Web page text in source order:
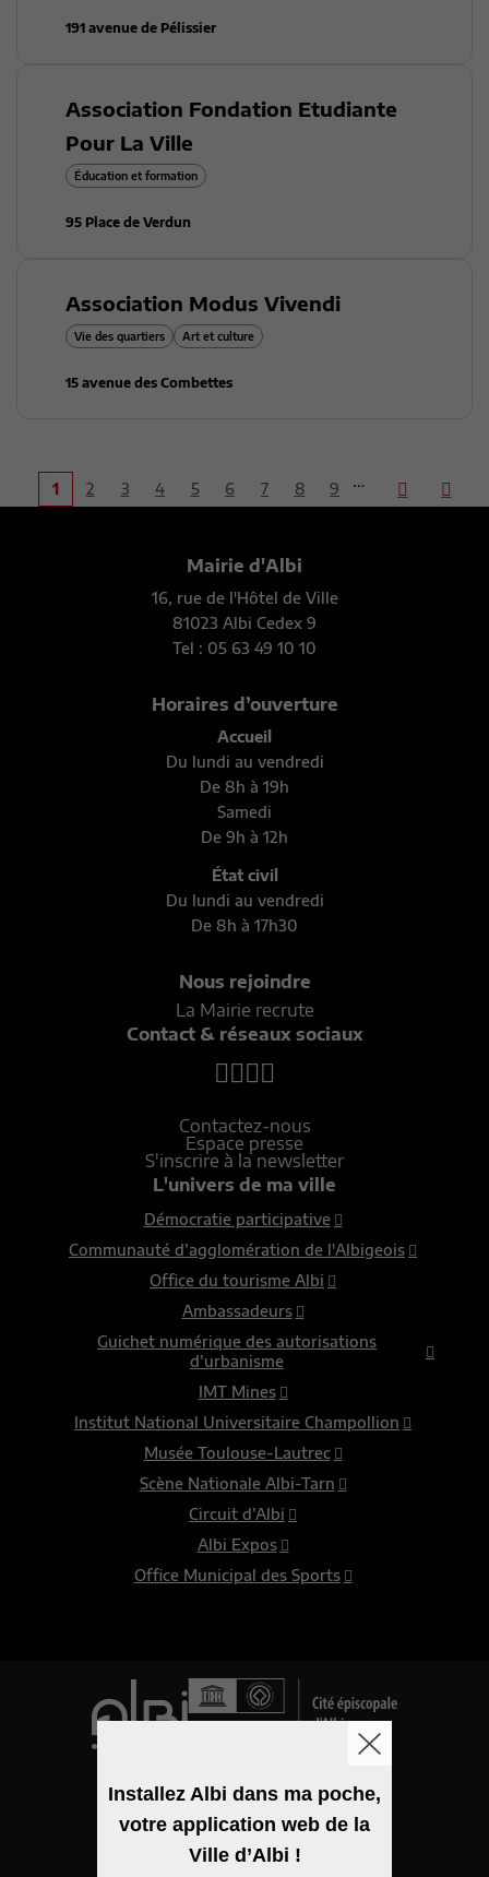
191 avenue de Pélissier
Association Fondation Etudiante
Pour La Ville
Éducation et formation
95 Place de Verdun
Association Modus Vivendi
Vie des quartiers Art et culture
15 avenue des Combettes
1 2 3 4 5 6 7 8 9 …
Mairie d'Albi
16, rue de l'Hôtel de Ville
81023 Albi Cedex 9
Tel : 05 63 49 10 10
Horaires d’ouverture
Accueil
Du lundi au vendredi
De 8h à 19h
Samedi
De 9h à 12h
État civil
Du lundi au vendredi
De 8h à 17h30
Nous rejoindre
La Mairie recrute
Contact & réseaux sociaux
Contactez-nous
Espace presse
S'inscrire à la newsletter
L'univers de ma ville
Démocratie participative
Communauté d’agglomération de l'Albigeois
Office du tourisme Albi
Ambassadeurs
Guichet numérique des autorisations
d’urbanisme
IMT Mines
Institut National Universitaire Champollion
Musée Toulouse-Lautrec
Scène Nationale Albi-Tarn
Circuit d’Albi
Albi Expos
Office Municipal des Sports
Mentions légales
Installez Albi dans ma poche,
votre application web de la
Ville d’Albi !